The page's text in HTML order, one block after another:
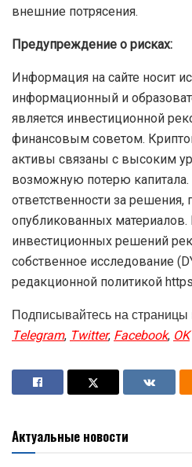
внешние потрясения.
Предупреждение о рисках:
Информация на сайте носит
информационный и
является инвестиционной
финансовым советом.
активы связаны с высоким
возможную потерю капитала.
ответственности за решения,
опубликованных
инвестиционных решений
собственное исследование
редакционной политикой
Подписывайтесь на страницы
Telegram,Twitter,Facebook,OK
Актуальные новости